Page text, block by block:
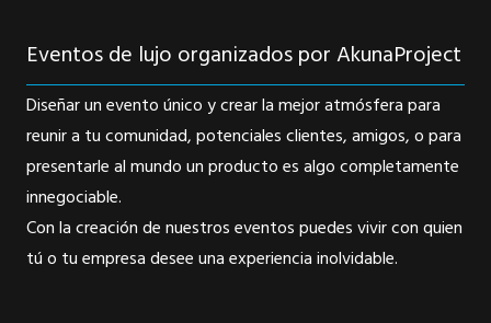
Eventos de lujo organizados por AkunaProject
Diseñar un evento único y crear la mejor atmósfera para
reunir a tu comunidad, potenciales clientes, amigos, o para
presentarle al mundo un producto es algo completamente
innegociable.
Con la creación de nuestros eventos puedes vivir con quien
tú o tu empresa desee una experiencia inolvidable.